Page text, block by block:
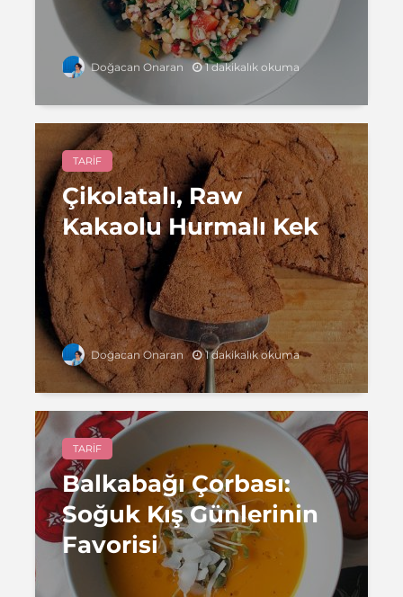
Doğacan Onaran 1 dakikalık okuma
TARIF
Çikolatalı, Raw
Kakaolu Hurmalı Kek
Doğacan Onaran 1 dakikalık okuma
TARIF
Balkabağı Çorbası:
Soğuk Kış Günlerinin
Favorisi